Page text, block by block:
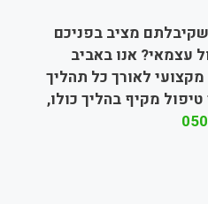
מציב בפניכם
עצמאי? אנו באביב
מקצועי לאורך כל תהליך
מקיף בהליך כולו,